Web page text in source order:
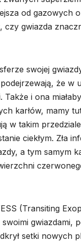
od gazowych
gwiazda
swojej
że w
i ona
karłów, mamy
w takim
ciekłym. Zła
a tym samym
(Transiting
gwiazdami,
setki nowych